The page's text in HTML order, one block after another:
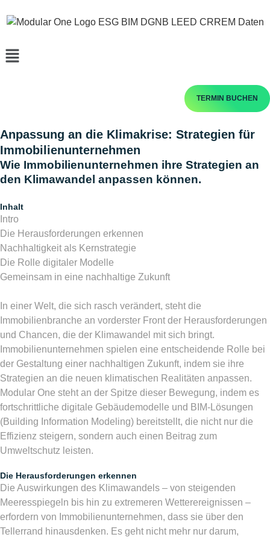
TERMIN BUCHEN
Anpassung an die Klimakrise: Strategien für
Immobilienunternehmen
Wie Immobilienunternehmen ihre Strategien an
den Klimawandel anpassen können.
Inhalt
Intro
Die Herausforderungen erkennen
Nachhaltigkeit als Kernstrategie
Die Rolle digitaler Modelle
Gemeinsam in eine nachhaltige Zukunft
In einer Welt, die sich rasch verändert, steht die
Immobilienbranche an vorderster Front der Herausforderungen
und Chancen, die der Klimawandel mit sich bringt.
Immobilienunternehmen spielen eine entscheidende Rolle bei
der Gestaltung einer nachhaltigen Zukunft, indem sie ihre
Strategien an die neuen klimatischen Realitäten anpassen.
Modular One steht an der Spitze dieser Bewegung, indem es
fortschrittliche digitale Gebäudemodelle und BIM-Lösungen
(Building Information Modeling) bereitstellt, die nicht nur die
Effizienz steigern, sondern auch einen Beitrag zum
Umweltschutz leisten.
Die Herausforderungen erkennen
Die Auswirkungen des Klimawandels – von steigenden
Meeresspiegeln bis hin zu extremeren Wetterereignissen –
erfordern von Immobilienunternehmen, dass sie über den
Tellerrand hinausdenken. Es geht nicht mehr nur darum,